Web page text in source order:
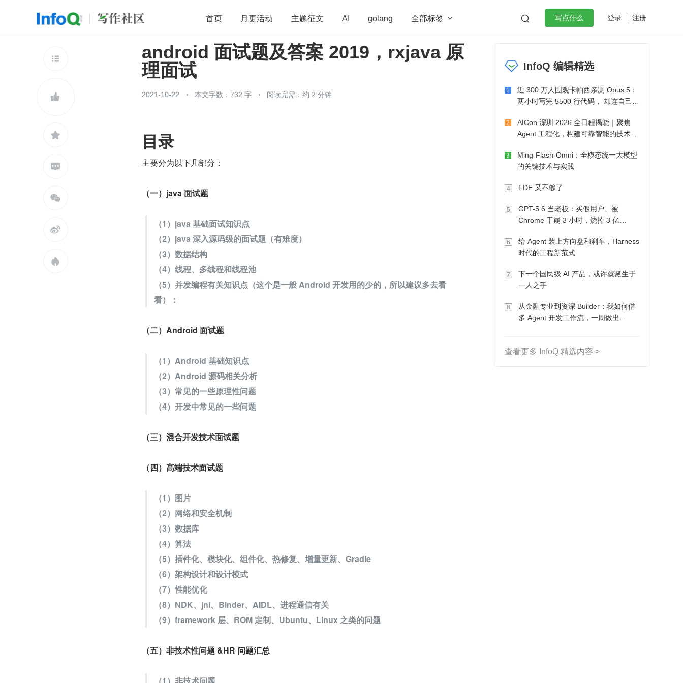
首页 月更活动 主题征文 AI golang 全部标签   写点什么 登录 注册
开源 架构 OpenHarmony 算法 学习方法 Web3.0 高效工作
团队管理 微服务架构 flutter
查看更多







android 面试题及答案 2019，rxjava 原
理面试
2021-10-22 本文字数：732 字 阅读完需：约 2 分钟
目录
主要分为以下几部分：
（一）java 面试题
（1）java 基础面试知识点
（2）java 深入源码级的面试题（有难度）
（3）数据结构
（4）线程、多线程和线程池
（5）并发编程有关知识点（这个是一般 Android 开发用的少的，所以建议多去看
看）：
（二）Android 面试题
（1）Android 基础知识点
（2）Android 源码相关分析
（3）常见的一些原理性问题
（4）开发中常见的一些问题
（三）混合开发技术面试题
（四）高端技术面试题
（1）图片
（2）网络和安全机制
（3）数据库
（4）算法
（5）插件化、模块化、组件化、热修复、增量更新、Gradle
（6）架构设计和设计模式
（7）性能优化
（8）NDK、jni、Binder、AIDL、进程通信有关
（9）framework 层、ROM 定制、Ubuntu、Linux 之类的问题
（五）非技术性问题 &HR 问题汇总
InfoQ 编辑精选
1
近 300 万人围观卡帕西亲测 Opus 5：
两小时写完 5500 行代码， 却连自己写
2
AICon 深圳 2026 全日程揭晓｜聚焦
Agent 工程化，构建可靠智能的技术路
3
Ming-Flash-Omni：全模态统一大模型
的关键技术与实践
4 FDE 又不够了
5
GPT-5.6 当老板：买假用户、被
Chrome 干崩 3 小时，烧掉 3 亿
6
给 Agent 装上方向盘和刹车，Harness
时代的工程新范式
7
下一个国民级 AI 产品，或许就诞生于
一人之手
8
从金融专业到资深 Builder：我如何借
多 Agent 开发工作流，一周做出
查看更多 InfoQ 精选内容 >